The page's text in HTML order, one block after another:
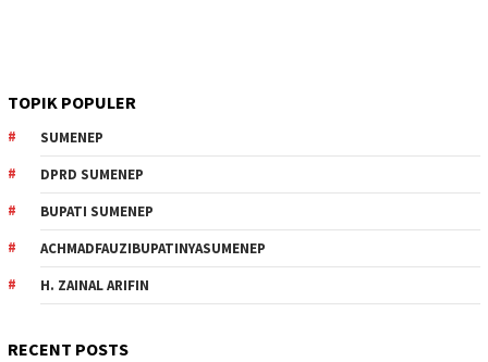
TOPIK POPULER
SUMENEP
DPRD SUMENEP
BUPATI SUMENEP
ACHMADFAUZIBUPATINYASUMENEP
H. ZAINAL ARIFIN
RECENT POSTS